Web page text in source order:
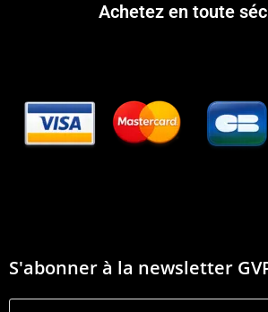
Achetez en toute
S'abonner à la newsletter